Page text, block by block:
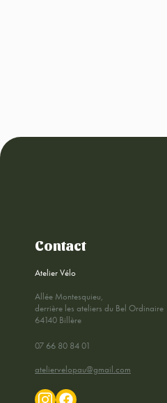
Contact
Atelier Vélo
Allée Montesquieu,
derrière les ateliers du Bel Ordinaire
64140 Billère
07 66 80 84 01
ateliervelopau@gmail.com